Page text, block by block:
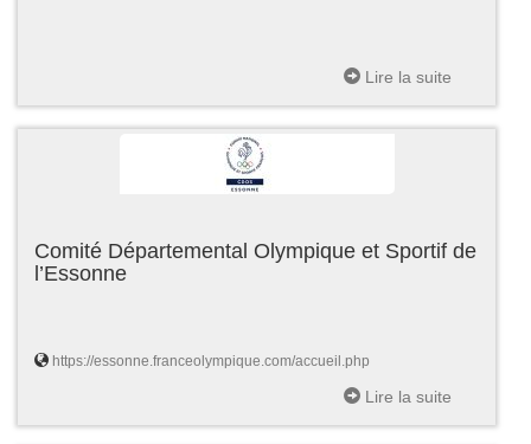
Lire la suite
Comité Départemental Olympique et Sportif de
l’Essonne
https://essonne.franceolympique.com/accueil.php
Lire la suite